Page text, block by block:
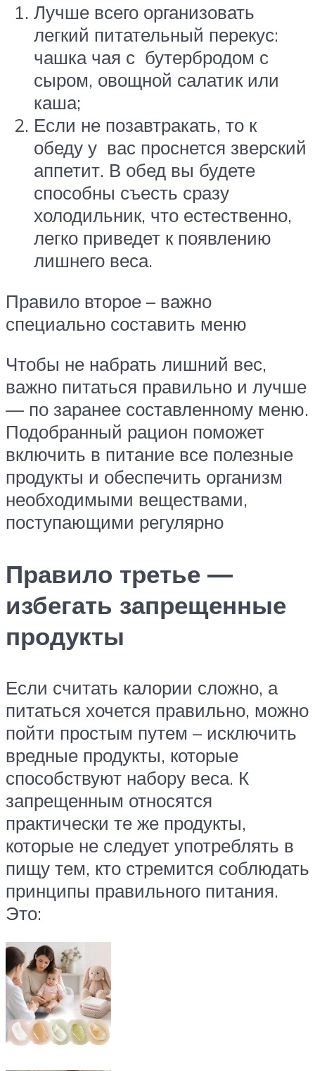
Лучше всего организовать
легкий питательный перекус:
чашка чая с бутербродом с
сыром, овощной салатик или
каша;
Если не позавтракать, то к
обеду у вас проснется зверский
аппетит. В обед вы будете
способны съесть сразу
холодильник, что естественно,
легко приведет к появлению
лишнего веса.
Правило второе – важно
специально составить меню
Чтобы не набрать лишний вес,
важно питаться правильно и лучше
— по заранее составленному меню.
Подобранный рацион поможет
включить в питание все полезные
продукты и обеспечить организм
необходимыми веществами,
поступающими регулярно
Правило третье —
избегать запрещенные
продукты
Если считать калории сложно, а
питаться хочется правильно, можно
пойти простым путем – исключить
вредные продукты, которые
способствуют набору веса. К
запрещенным относятся
практически те же продукты,
которые не следует употреблять в
пищу тем, кто стремится соблюдать
принципы правильного питания.
Это: